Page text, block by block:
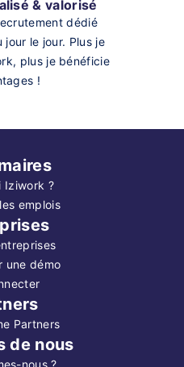
& valorisé
dédié
jour le jour. Plus je
plus je bénéficie
!
Iziwork ?
emplois
une démo
Partners
de nous
nous ?